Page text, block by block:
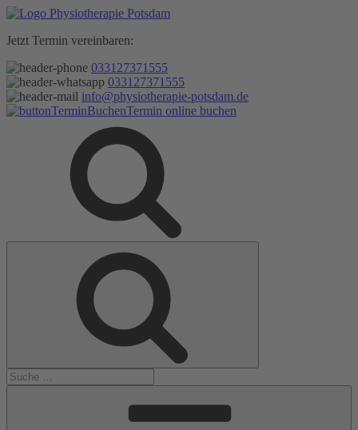
Zum
springen
Jetzt Termin vereinbaren:
033127371555
033127371555
info@physiotherapie-potsdam.de
Termin online buchen